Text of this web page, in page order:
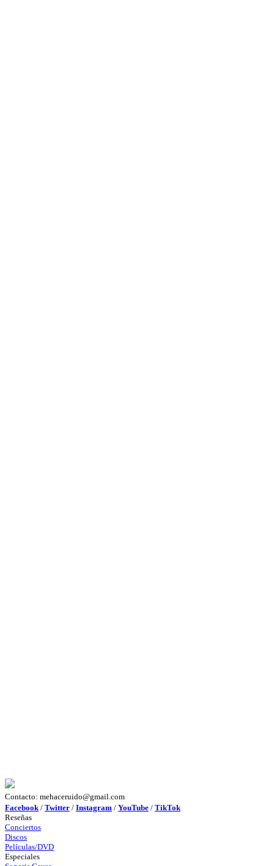
Contacto: mehaceruido@gmail.com
Facebook / Twitter / Instagram / YouTube / TikTok
Reseñas
Conciertos
Discos
Películas/DVD
Especiales